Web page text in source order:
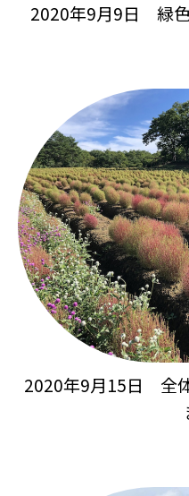
2020年9月9日 緑色
2020年9月15日 全